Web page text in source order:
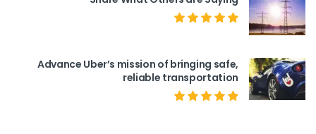
Advance Uber’s mission of bringing safe,
reliable transportation